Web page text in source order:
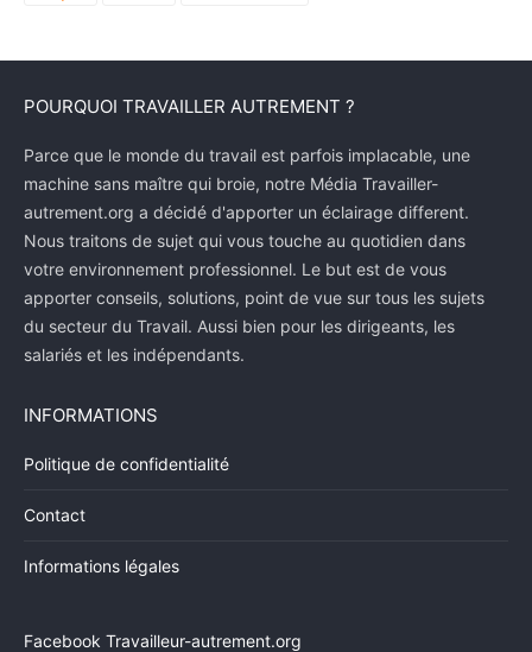
POURQUOI TRAVAILLER AUTREMENT ?
Parce que le monde du travail est parfois implacable, une
machine sans maître qui broie, notre Média Travailler-
autrement.org a décidé d'apporter un éclairage different.
Nous traitons de sujet qui vous touche au quotidien dans
votre environnement professionnel. Le but est de vous
apporter conseils, solutions, point de vue sur tous les sujets
du secteur du Travail. Aussi bien pour les dirigeants, les
salariés et les indépendants.
INFORMATIONS
Politique de confidentialité
Contact
Informations légales
Facebook Travailleur-autrement.org